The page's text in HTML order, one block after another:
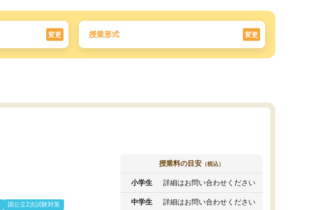
変更 授業形式 変更
国公立2次試験対策
授業料の目安 （税込）
小学生 詳細はお問い合わせください
中学生 詳細はお問い合わせください